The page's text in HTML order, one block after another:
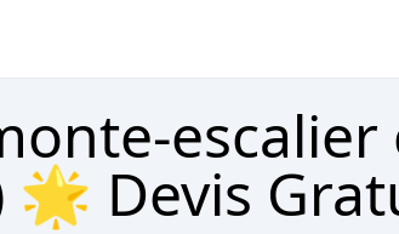
escalier
🌟 Devis